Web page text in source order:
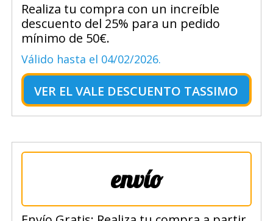
Realiza tu compra con un increíble
descuento del 25% para un pedido
mínimo de 50€.
Válido hasta el 04/02/2026.
VER EL VALE DESCUENTO TASSIMO
envío